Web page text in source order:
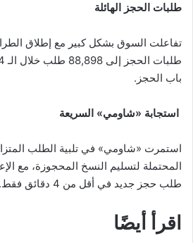
طلبات الحجز الهائلة
تفاعلت السوق بشكل كبير مع إطلاق
باب الحجز.
استجابة «شاومي» السريعة
استمرت «شاومي» في تلبية الطلب
طلب حجز جديد في أقل من 4 دقائق فقط.
اقرأ أيضًا